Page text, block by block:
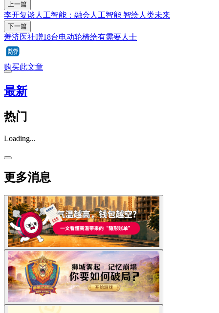
上一篇
李开复谈人工智能：融会人工智能 智绘人类未来
下一篇
善济医社赠18台电动轮椅给有需要人士
购买此文章
最新
热门
Loading...
更多消息